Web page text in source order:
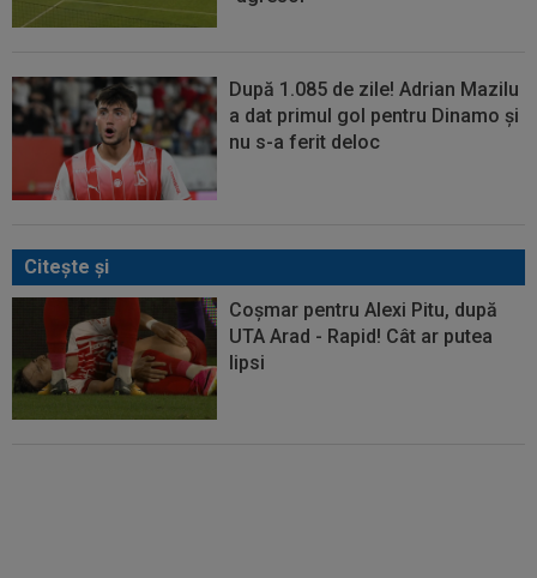
După 1.085 de zile! Adrian Mazilu
a dat primul gol pentru Dinamo și
nu s-a ferit deloc
Citeşte şi
Coșmar pentru Alexi Pitu, după
UTA Arad - Rapid! Cât ar putea
lipsi